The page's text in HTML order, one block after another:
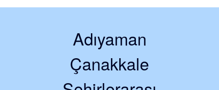
Adıyaman
Çanakkale